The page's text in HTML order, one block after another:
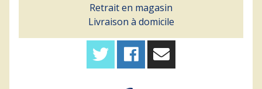
Retrait en magasin
Livraison à domicile